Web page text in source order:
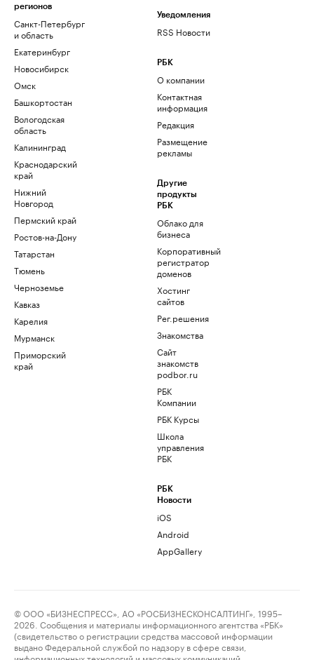
регионов
Санкт-Петербург
и область
Екатеринбург
Новосибирск
Омск
Башкортостан
Вологодская
область
Калининград
Краснодарский
край
Нижний
Новгород
Пермский край
Ростов-на-Дону
Татарстан
Тюмень
Черноземье
Кавказ
Карелия
Мурманск
Приморский
край
Уведомления
RSS Новости
РБК
О компании
Контактная
информация
Редакция
Размещение
рекламы
Другие
продукты
РБК
Облако для
бизнеса
Корпоративный
регистратор
доменов
Хостинг
сайтов
Рег.решения
Знакомства
Сайт
знакомств
podbor.ru
РБК
Компании
РБК Курсы
Школа
управления
РБК
РБК
Новости
iOS
Android
AppGallery
© ООО «БИЗНЕСПРЕСС», АО «РОСБИЗНЕСКОНСАЛТИНГ», 1995–
2026. Сообщения и материалы информационного агентства «РБК»
(свидетельство о регистрации средства массовой информации
выдано Федеральной службой по надзору в сфере связи,